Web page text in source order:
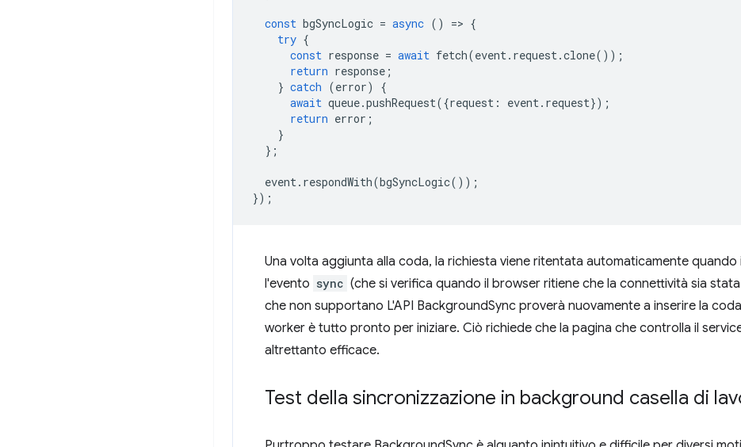
const bgSyncLogic = async () => {
try {
const response = await fetch(event. request.clone());
return response ;
} catch (error)
{
await queue.pushRequest({request : event. request});
return error ;
}
};
event. respondWith(bgSyncLogic());
});
Una volta aggiunta alla coda, la richiesta viene ritentata automaticamente
l'evento sync (che si verifica quando il browser ritiene che la connettività sia
che non supportano L'API BackgroundSync proverà nuovamente a inserire la
worker è tutto pronto per iniziare. Ciò richiede che la pagina che controlla il
altrettanto efficace.
Test della sincronizzazione in background casella di